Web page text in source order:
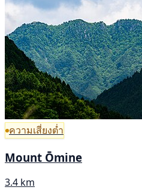
ความเสี่ยงต่ำ
Mount Ōmine
3.4 km